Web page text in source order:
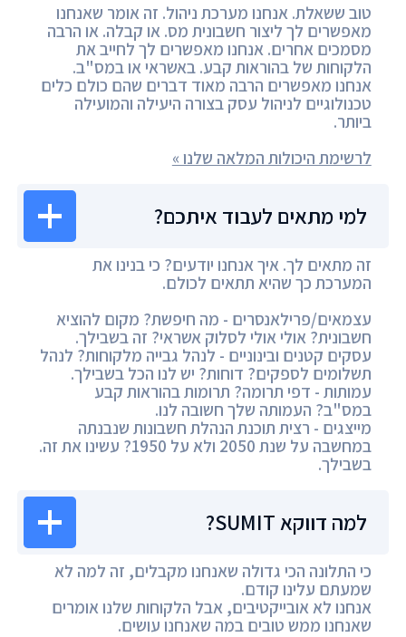
טוב ששאלת. אנחנו מערכת ניהול. זה אומר שאנחנו
מאפשרים לך ליצור חשבונית מס. או קבלה. או הרבה
מסמכים אחרים. אנחנו מאפשרים לך לחייב את
הלקוחות של בהוראות קבע. באשראי או במס"ב.
אנחנו מאפשרים הרבה מאוד דברים שהם כולם כלים
טכנולוגיים לניהול עסק בצורה היעילה והמועילה
ביותר.
לרשימת היכולות המלאה שלנו »
למי מתאים לעבוד איתכם?
זה מתאים לך. איך אנחנו יודעים? כי בנינו את
המערכת כך שהיא תתאים לכולם.
עצמאים/פרילאנסרים - מה חיפשת? מקום להוציא
חשבונית? אולי אולי לסלוק אשראי? זה בשבילך.
עסקים קטנים ובינוניים - לנהל גבייה מלקוחות? לנהל
תשלומים לספקים? דוחות? יש לנו הכל בשבילך.
עמותות - דפי תרומה? תרומות בהוראות קבע
במס"ב? העמותה שלך חשובה לנו.
מייצגים - רצית תוכנת הנהלת חשבונות שנבנתה
במחשבה על שנת 2050 ולא על 1950? עשינו את זה.
בשבילך.
למה דווקא SUMIT?
כי התלונה הכי גדולה שאנחנו מקבלים, זה למה לא
שמעתם עלינו קודם.
אנחנו לא אובייקטיבים, אבל הלקוחות שלנו אומרים
שאנחנו ממש טובים במה שאנחנו עושים.